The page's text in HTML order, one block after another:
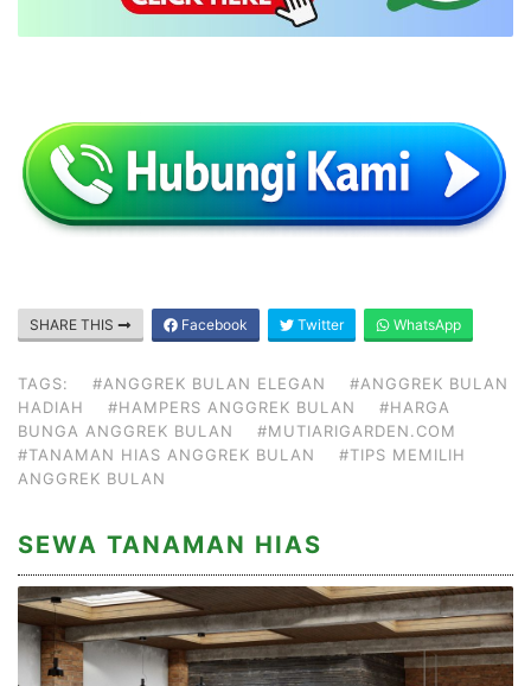
SHARE THIS Facebook Twitter WhatsApp
TAGS: #ANGGREK BULAN ELEGAN
#ANGGREK BULAN
HADIAH
#HAMPERS ANGGREK BULAN
#HARGA
BUNGA ANGGREK BULAN
#MUTIARIGARDEN.COM
#TANAMAN HIAS ANGGREK BULAN
#TIPS MEMILIH
ANGGREK BULAN
SEWA TANAMAN HIAS